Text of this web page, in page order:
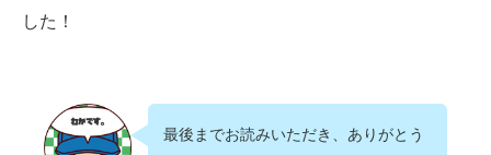
した！
最後までお読みいただき、ありがとう